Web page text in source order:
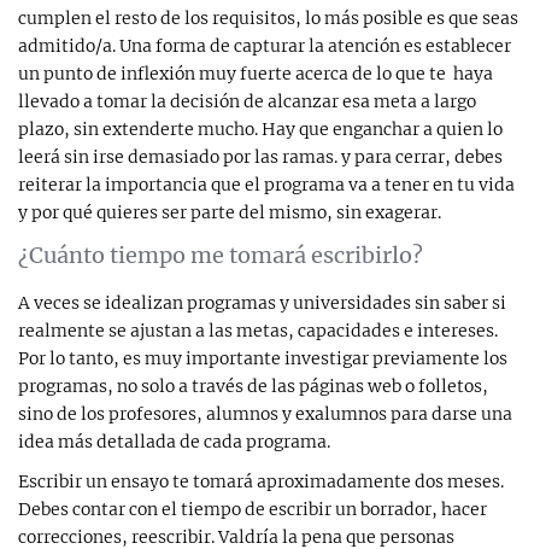
cumplen el resto de los requisitos, lo más posible es que seas
admitido/a. Una forma de capturar la atención es establecer
un punto de inflexión muy fuerte acerca de lo que te haya
llevado a tomar la decisión de alcanzar esa meta a largo
plazo, sin extenderte mucho. Hay que enganchar a quien lo
leerá sin irse demasiado por las ramas. y para cerrar, debes
reiterar la importancia que el programa va a tener en tu vida
y por qué quieres ser parte del mismo, sin exagerar.
¿Cuánto tiempo me tomará escribirlo?
A veces se idealizan programas y universidades sin saber si
realmente se ajustan a las metas, capacidades e intereses.
Por lo tanto, es muy importante investigar previamente los
programas, no solo a través de las páginas web o folletos,
sino de los profesores, alumnos y exalumnos para darse una
idea más detallada de cada programa.
Escribir un ensayo te tomará aproximadamente dos meses.
Debes contar con el tiempo de escribir un borrador, hacer
correcciones, reescribir. Valdría la pena que personas